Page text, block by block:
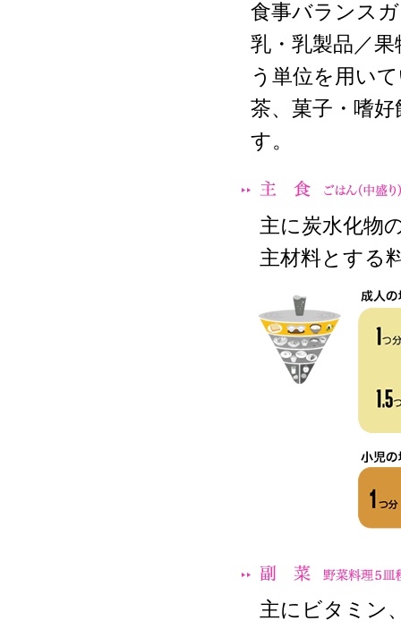
食事バランス
乳・乳製品／
う単位を用い
茶、菓子・嗜
す。
主に炭水化物
主材料とする
主にビタミン